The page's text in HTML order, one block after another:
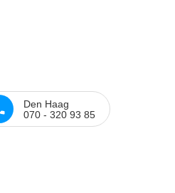
Den Haag
070 - 320 93 85